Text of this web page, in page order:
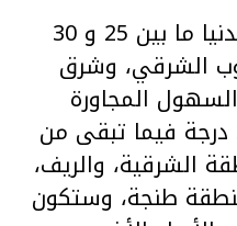
وستتراوح درجات الحرارة الدنيا ما بين 25 و 30
الشرقي، وشرق
السهول المجاورة
للأطلس، وما بين 21 و 26 درجة فيما تبقى من
الشرقية، والريف،
طنجة، وستكون